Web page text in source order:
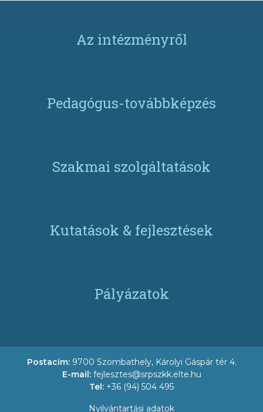
Az intézményről
Pedagógus-továbbképzés
Szakmai szolgáltatások
Kutatások & fejlesztések
Pályázatok
Postacím: 9700 Szombathely, Károlyi Gáspár tér 4.
E-mail: fejlesztes@srpszkk.elte.hu
Tel: +36 (94) 504 495
Nyilvántartási adatok